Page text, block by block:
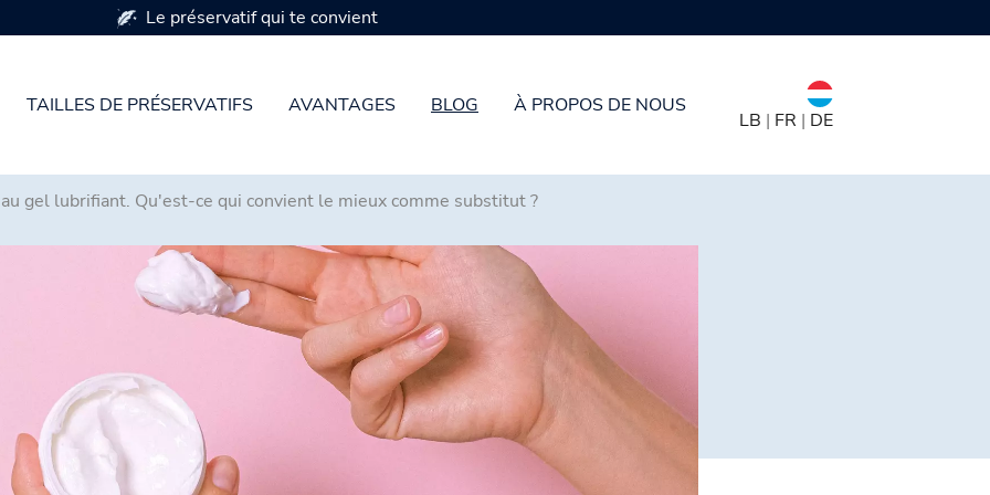
TAILLES DE PRÉSERVATIFS AVANTAGES BLOG À PROPOS DE NOUS
LB | FR | DE
Disponible en 7 tailles de préservatifs
gel lubrifiant. Qu'est-ce qui convient le mieux comme substitut ?